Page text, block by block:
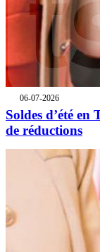
06-07-2026
Soldes d’été en
de réductions